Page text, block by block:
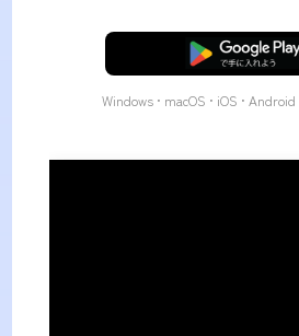
無料ダウンロード
Windows • macOS • iOS • Android